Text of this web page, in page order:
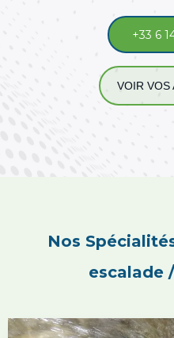
+33 6
VOIR VOS
Nos
escalade